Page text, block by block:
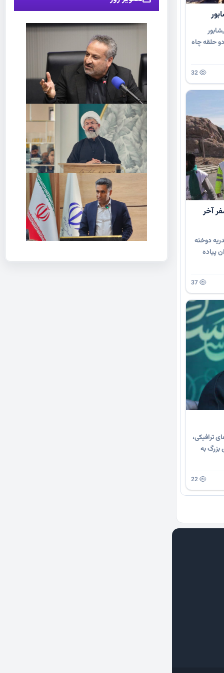
حلقه چاه
32
آخر
دوخته
پیاده
37
ترافیکی،
بزرگ به
22